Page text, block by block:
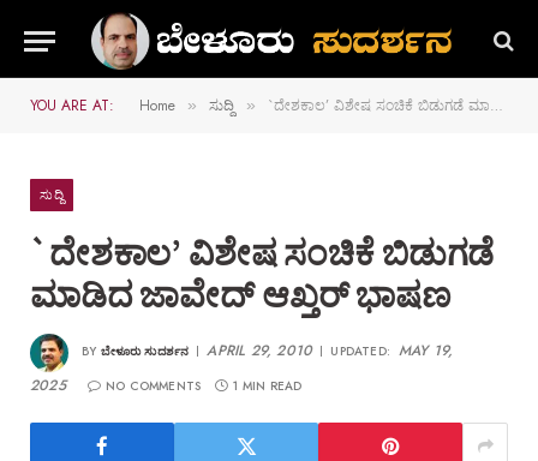
YOU ARE AT: Home » ಸುದ್ದಿ » `ದೇಶಕಾಲ’ ವಿಶೇಷ ಸಂಚಿಕೆ ಬಿಡುಗಡೆ ಮಾಡಿದ ಜಾವೇದ್ ಆಖ್ತರ್ ಭಾಷಣ
ಸುದ್ದಿ
`ದೇಶಕಾಲ’ ವಿಶೇಷ ಸಂಚಿಕೆ ಬಿಡುಗಡೆ
ಮಾಡಿದ ಜಾವೇದ್ ಆಖ್ತರ್ ಭಾಷಣ
BY ಬೇಳೂರು ಸುದರ್ಶನ APRIL 29, 2010 UPDATED: MAY 19,
2025
NO COMMENTS 1 MIN READ